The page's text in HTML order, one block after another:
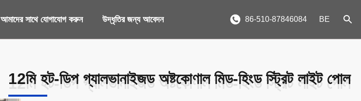
আমাদের সাথে যোগাযোগ করুন উদ্ধৃতির জন্য আবেদন 86-510-87846084 BE
12মি হট-ডিপ গ্যালভানাইজড অষ্টকোণাল মিড-হিংড স্ট্রিট লাইট পোল
12মি হট-ডিপ গ্যালভানাইজড অষ্টকোণাল মিড-হিংড স্ট্রিট লাইট পোল